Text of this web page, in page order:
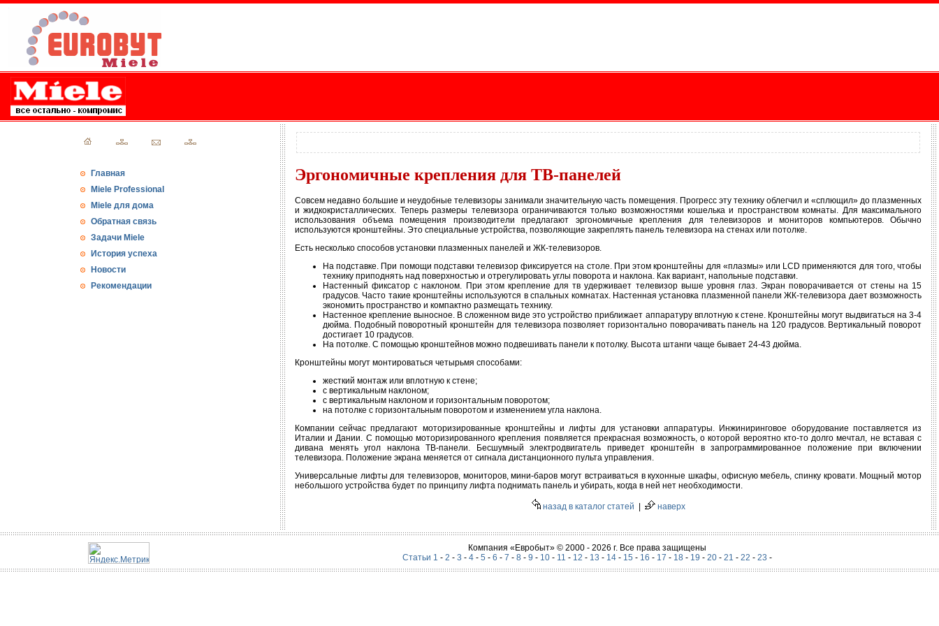
Главная
Miele Professional
Miele для дома
Обратная связь
Задачи Miele
История успеха
Новости
Рекомендации
Эргономичные крепления для ТВ-панелей
Совсем недавно большие и неудобные телевизоры занимали значительную часть помещения. Прогресс эту технику облегчил и «сплющил» до плазменных
и жидкокристаллических. Теперь размеры телевизора ограничиваются только возможностями кошелька и пространством комнаты. Для максимального
использования объема помещения производители предлагают эргономичные крепления для телевизоров и мониторов компьютеров. Обычно
используются кронштейны. Это специальные устройства, позволяющие закреплять панель телевизора на стенах или потолке.
Есть несколько способов установки плазменных панелей и ЖК-телевизоров.
На подставке. При помощи подставки телевизор фиксируется на столе. При этом кронштейны для «плазмы» или LCD применяются для того, чтобы
технику приподнять над поверхностью и отрегулировать углы поворота и наклона. Как вариант, напольные подставки.
Настенный фиксатор с наклоном. При этом крепление для тв удерживает телевизор выше уровня глаз. Экран поворачивается от стены на 15
градусов. Часто такие кронштейны используются в спальных комнатах. Настенная установка плазменной панели ЖК-телевизора дает возможность
экономить пространство и компактно размещать технику.
Настенное крепление выносное. В сложенном виде это устройство приближает аппаратуру вплотную к стене. Кронштейны могут выдвигаться на 3-4
дюйма. Подобный поворотный кронштейн для телевизора позволяет горизонтально поворачивать панель на 120 градусов. Вертикальный поворот
достигает 10 градусов.
На потолке. С помощью кронштейнов можно подвешивать панели к потолку. Высота штанги чаще бывает 24-43 дюйма.
Кронштейны могут монтироваться четырьмя способами:
жесткий монтаж или вплотную к стене;
с вертикальным наклоном;
с вертикальным наклоном и горизонтальным поворотом;
на потолке с горизонтальным поворотом и изменением угла наклона.
Компании сейчас предлагают моторизированные кронштейны и лифты для установки аппаратуры. Инжиниринговое оборудование поставляется из
Италии и Дании. С помощью моторизированного крепления появляется прекрасная возможность, о которой вероятно кто-то долго мечтал, не вставая с
дивана менять угол наклона ТВ-панели. Бесшумный электродвигатель приведет кронштейн в запрограммированное положение при включении
телевизора. Положение экрана меняется от сигнала дистанционного пульта управления.
Универсальные лифты для телевизоров, мониторов, мини-баров могут встраиваться в кухонные шкафы, офисную мебель, спинку кровати. Мощный мотор
небольшого устройства будет по принципу лифта поднимать панель и убирать, когда в ней нет необходимости.
назад в каталог статей наверх
Компания «Евробыт» © 2000 - 2026 г. Все права защищены
Статьи 1 - 2 - 3 - 4- 5 - 6 - 7 - 8- 9 - 10- 11 - 12 - 13 - 14- 15 - 16 - 17 - 18- 19 - 20- 21 - 22 - 23 -